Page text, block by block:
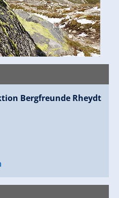
Bergfreunde Rheydt